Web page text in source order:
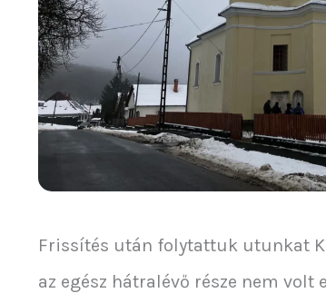
Frissítés után folytattuk utunkat
az egész hátralévő része nem volt